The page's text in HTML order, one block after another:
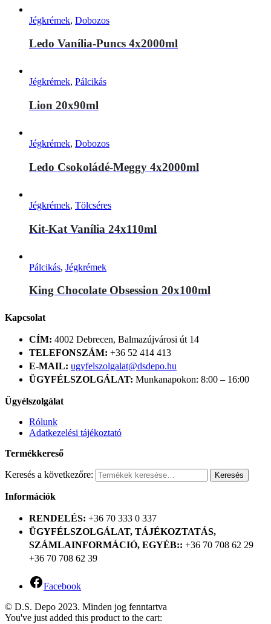
Jégkrémek, Dobozos
Ledo Vanília-Puncs 4x2000ml
Jégkrémek, Pálcikás
Lion 20x90ml
Jégkrémek, Dobozos
Ledo Csokoládé-Meggy 4x2000ml
Jégkrémek, Tölcséres
Kit-Kat Vanília 24x110ml
Pálcikás, Jégkrémek
King Chocolate Obsession 20x100ml
Kapcsolat
CÍM: 4002 Debrecen, Balmazújvárosi út 14
TELEFONSZÁM: +36 52 414 413
E-MAIL: ugyfelszolgalat@dsdepo.hu
ÜGYFÉLSZOLGÁLAT: Munkanapokon: 8:00 – 16:00
Ügyélszolgálat
Rólunk
Adatkezelési tájékoztató
Termékkereső
Keresés a következőre: Keresés
Információk
RENDELÉS: +36 70 333 0 337
ÜGYFÉLSZOLGÁLAT, TÁJÉKOZTATÁS,
SZÁMLAINFORMÁCIÓ, EGYÉB:: +36 70 708 62 29
+36 70 708 62 39
Facebook
© D.S. Depo 2023. Minden jog fenntartva
You've just added this product to the cart: